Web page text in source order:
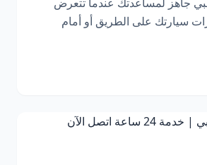
سيارتك على الطريق أو أمام